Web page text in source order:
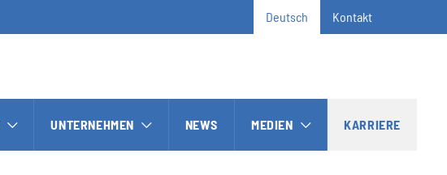
Deutsch Kontakt
UNTERNEHMEN NEWS MEDIEN KARRIERE